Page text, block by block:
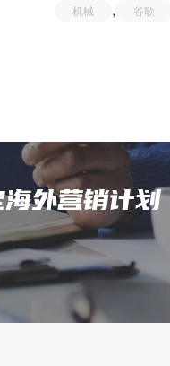
机械 , 谷歌
外营销计划